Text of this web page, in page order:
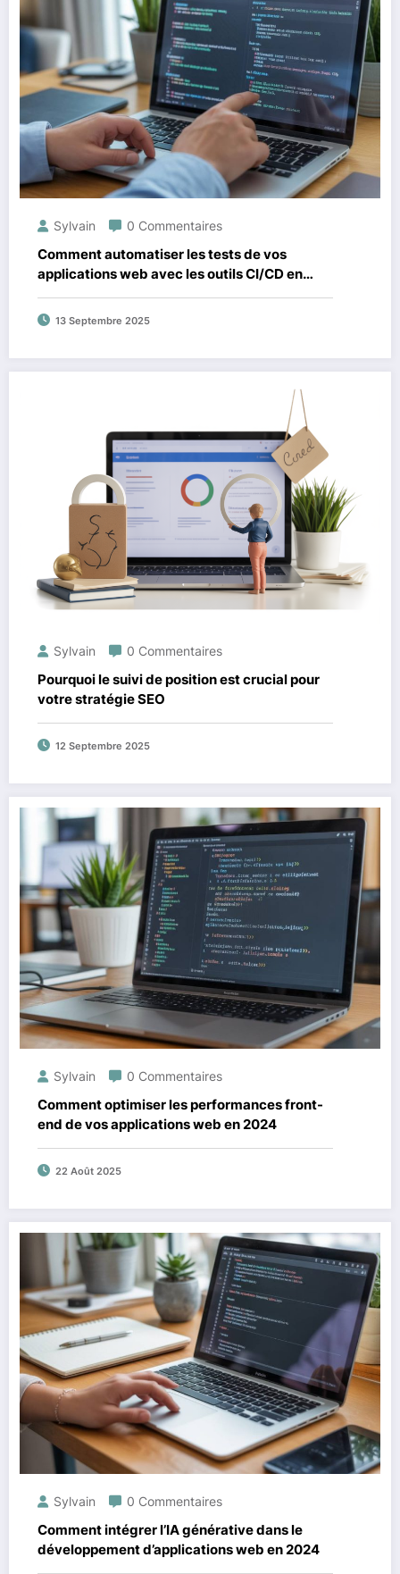
Sylvain 0 Commentaires
Comment automatiser les tests de vos
applications web avec les outils CI/CD en
13 Septembre 2025
Sylvain 0 Commentaires
Pourquoi le suivi de position est crucial pour
votre stratégie SEO
12 Septembre 2025
Sylvain 0 Commentaires
Comment optimiser les performances front-
end de vos applications web en 2024
22 Août 2025
Sylvain 0 Commentaires
Comment intégrer l’IA générative dans le
développement d’applications web en 2024